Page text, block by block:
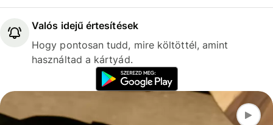
Valós idejű értesítések
Hogy pontosan tudd, mire költöttél, amint
használtad a kártyád.